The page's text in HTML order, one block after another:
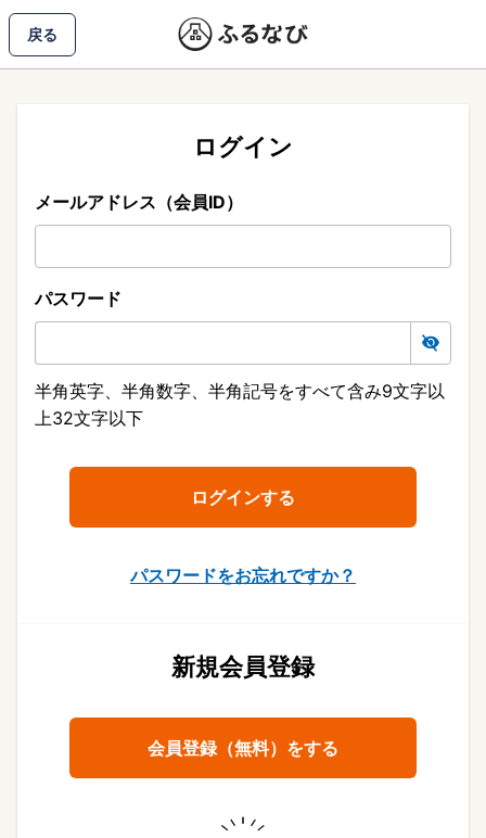
戻る
ログイン
メールアドレス（会員ID）
パスワード
半角英字、半角数字、半角記号をすべて含み9文字以
上32文字以下
パスワードをお忘れですか？
新規会員登録
会員登録（無料）をする